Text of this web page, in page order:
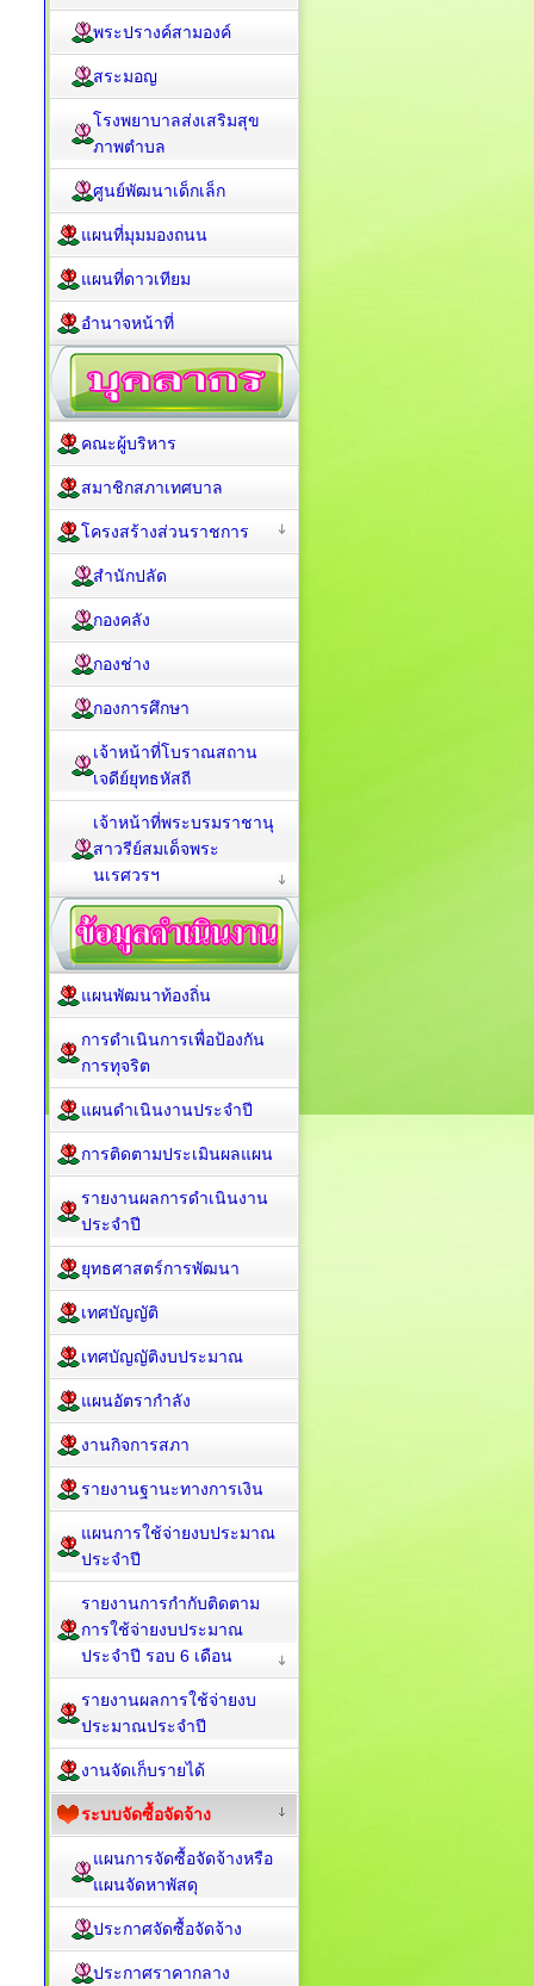
พระปรางค์สามองค์
สระมอญ
โรงพยาบาลส่งเสริมสุข
ภาพตำบล
ศูนย์พัฒนาเด็กเล็ก
แผนที่มุมมองถนน
แผนที่ดาวเทียม
อำนาจหน้าที่
คณะผู้บริหาร
สมาชิกสภาเทศบาล
โครงสร้างส่วนราชการ
สำนักปลัด
กองคลัง
กองช่าง
กองการศึกษา
เจ้าหน้าที่โบราณสถาน
เจดีย์ยุทธหัสถี
เจ้าหน้าที่พระบรมราชานุ
สาวรีย์สมเด็จพระ
นเรศวรฯ
แผนพัฒนาท้องถิ่น
การดำเนินการเพื่อป้องกัน
การทุจริต
แผนดำเนินงานประจำปี
การติดตามประเมินผลแผน
รายงานผลการดำเนินงาน
ประจำปี
ยุทธศาสตร์การพัฒนา
เทศบัญญัติ
เทศบัญญัติงบประมาณ
แผนอัตรากำลัง
งานกิจการสภา
รายงานฐานะทางการเงิน
แผนการใช้จ่ายงบประมาณ
ประจำปี
รายงานการกำกับติดตาม
การใช้จ่ายงบประมาณ
ประจำปี รอบ 6 เดือน
รายงานผลการใช้จ่ายงบ
ประมาณประจำปี
งานจัดเก็บรายได้
ระบบจัดซื้อจัดจ้าง
แผนการจัดซื้อจัดจ้างหรือ
แผนจัดหาพัสดุ
ประกาศจัดซื้อจัดจ้าง
ประกาศราคากลาง